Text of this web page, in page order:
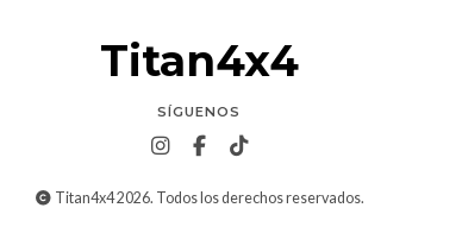
Titan4x4
SÍGUENOS
Titan4x4 2026. Todos los derechos reservados.